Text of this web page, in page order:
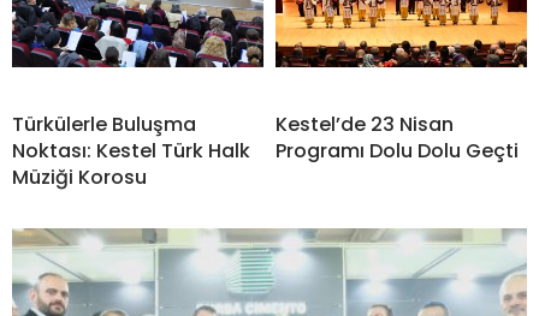
Türkülerle Buluşma
Noktası: Kestel Türk Halk
Müziği Korosu
Kestel’de 23 Nisan
Programı Dolu Dolu Geçti